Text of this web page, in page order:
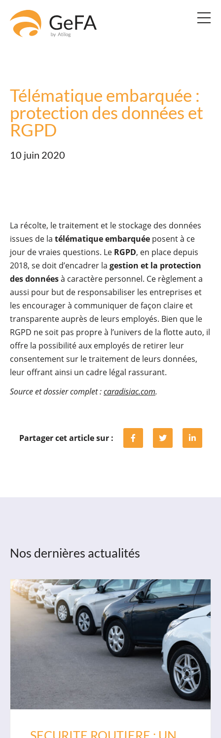
Télématique embarquée :
protection des données et
RGPD
10 juin 2020
La récolte, le traitement et le stockage des données
issues de la télématique embarquée posent à ce
jour de vraies questions. Le RGPD, en place depuis
2018, se doit d’encadrer la gestion et la protection
des donnéesà caractère personnel. Ce règlement a
aussi pour but de responsabiliser les entreprises et
les encourager à communiquer de façon claire et
transparente auprès de leurs employés. Bien que le
RGPD ne soit pas propre à l’univers de la flotte auto, il
offre la possibilité aux employés de retirer leur
consentement sur le traitement de leurs données,
leur offrant ainsi un cadre légal rassurant.
Source et dossier complet :caradisiac.com.
Partager cet article sur :
Nos dernières actualités
Nos solutions